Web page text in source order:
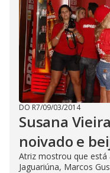
DO R7/09/03/2014
Susana
noivado e
Atriz mostrou que
Jaguariúna, Marcos